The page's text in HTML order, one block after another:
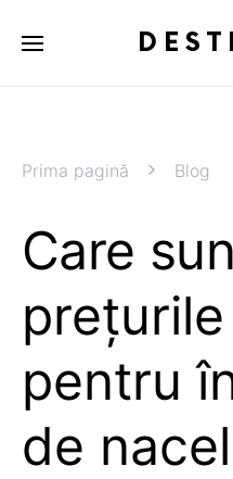
Prima pagină Blog
Care
pentru
de